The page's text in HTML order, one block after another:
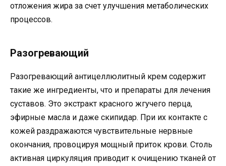
отложения жира за счет улучшения метаболических
процессов.
Разогревающий
Разогревающий антицеллюлитный крем содержит
такие же ингредиенты, что и препараты для лечения
суставов. Это экстракт красного жгучего перца,
эфирные масла и даже скипидар. При их контакте с
кожей раздражаются чувствительные нервные
окончания, провоцируя мощный приток крови. Столь
активная циркуляция приводит к очищению тканей от